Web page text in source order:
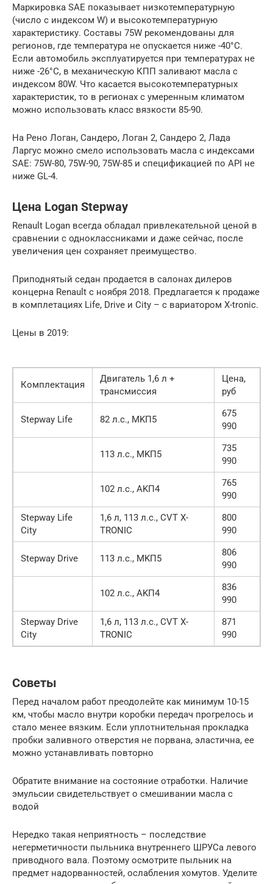
Маркировка SAE показывает низкотемпературную
(число с индексом W) и высокотемпературную
характеристику. Составы 75W рекомендованы для
регионов, где температура не опускается ниже -40°С.
Если автомобиль эксплуатируется при температурах не
ниже -26°С, в механическую КПП заливают масла с
индексом 80W. Что касается высокотемпературных
характеристик, то в регионах с умеренным климатом
можно использовать класс вязкости 85-90.
На Рено Логан, Сандеро, Логан 2, Сандеро 2, Лада
Ларгус можно смело использовать масла с индексами
SAE: 75W-80, 75W-90, 75W-85 и спецификацией по API не
ниже GL-4.
Цена Logan Stepway
Renault Logan всегда обладал привлекательной ценой в
сравнении с одноклассниками и даже сейчас, после
увеличения цен сохраняет преимущество.
Приподнятый седан продается в салонах дилеров
концерна Renault с ноября 2018. Предлагается к продаже
в комплетациях Life, Drive и City – с вариатором X-tronic.
Цены в 2019:
Комплектация
Двигатель 1,6 л +
трансмиссия
Цена,
руб
Stepway Life 82 л.с., MKП5
675
990
113 л.с., MKП5
735
990
102 л.с., АKП4
765
990
Stepway Life
City
1,6 л, 113 л.с., CVT X-
TRONIC
800
990
Stepway Drive 113 л.с., MKП5
806
990
102 л.с., АKП4
836
990
Stepway Drive
City
1,6 л, 113 л.с., CVT X-
TRONIC
871
990
Советы
Перед началом работ преодолейте как минимум 10-15
км, чтобы масло внутри коробки передач прогрелось и
стало менее вязким. Если уплотнительная прокладка
пробки заливного отверстия не порвана, эластична, ее
можно устанавливать повторно
Обратите внимание на состояние отработки. Наличие
эмульсии свидетельствует о смешивании масла с
водой
Нередко такая неприятность – последствие
негерметичности пыльника внутреннего ШРУСа левого
приводного вала. Поэтому осмотрите пыльник на
предмет надорванностей, ослабления хомутов. Уделите